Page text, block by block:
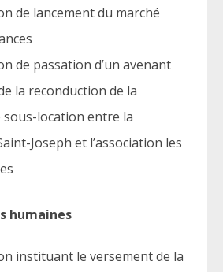
de lancement du marché
de passation d’un avenant
la reconduction de la
location entre la
Joseph et l’association les
humaines
instituant le versement de la